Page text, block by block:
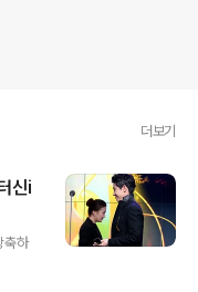
더보기
신i
하